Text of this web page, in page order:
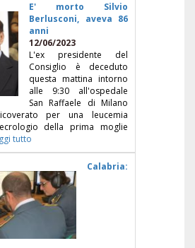
E' morto Silvio
Berlusconi, aveva 86
anni
12/06/2023
L'ex presidente del
Consiglio è deceduto
questa mattina intorno
alle 9:30 all'ospedale
San Raffaele di Milano
per una leucemia
della prima moglie
tutto
Calabria: